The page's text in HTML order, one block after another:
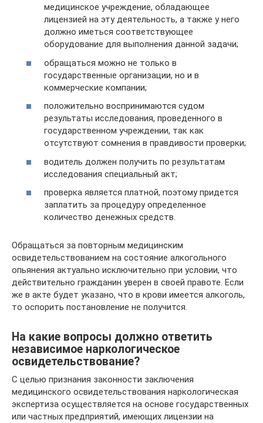
медицинское учреждение, обладающее
лицензией на эту деятельность, а также у него
должно иметься соответствующее
оборудование для выполнения данной задачи;
обращаться можно не только в
государственные организации, но и в
коммерческие компании;
положительно воспринимаются судом
результаты исследования, проведенного в
государственном учреждении, так как
отсутствуют сомнения в правдивости проверки;
водитель должен получить по результатам
исследования специальный акт;
проверка является платной, поэтому придется
заплатить за процедуру определенное
количество денежных средств.
Обращаться за повторным медицинским
освидетельствованием на состояние алкогольного
опьянения актуально исключительно при условии, что
действительно гражданин уверен в своей правоте. Если
же в акте будет указано, что в крови имеется алкоголь,
то оспорить постановление не получится.
На какие вопросы должно ответить
независимое наркологическое
освидетельствование?
С целью признания законности заключения
медицинского освидетельствования наркологическая
экспертиза осуществляется на основе государственных
или частных предприятий, имеющих лицензии на